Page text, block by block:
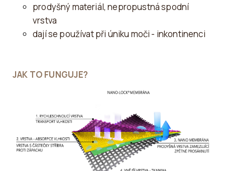
prodyšný materiál, nepropustná spodní
vrstva
dají se používat při úniku moči - inkontinenci
JAK TO FUNGUJE?